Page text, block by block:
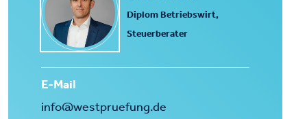
Diplom Betriebswirt,
Steuerberater
E-Mail
info@westpruefung.de